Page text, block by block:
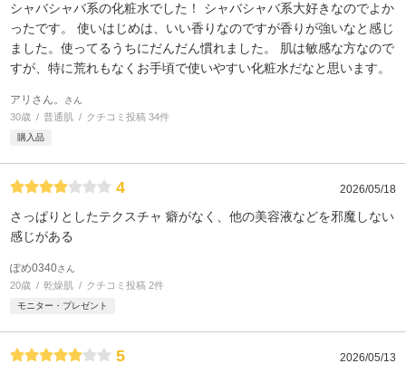
シャバシャバ系の化粧水でした！ シャバシャバ系大好きなのでよか
ったです。 使いはじめは、いい香りなのですが香りが強いなと感じ
ました。使ってるうちにだんだん慣れました。 肌は敏感な方なので
すが、特に荒れもなくお手頃で使いやすい化粧水だなと思います。
アリさん。 さん
30歳 普通肌 クチコミ投稿 34件
購入品
4 2026/05/18
さっぱりとしたテクスチャ 癖がなく、他の美容液などを邪魔しない
感じがある
ぽめ0340さん
20歳 乾燥肌 クチコミ投稿 2件
モニター・プレゼント
5 2026/05/13